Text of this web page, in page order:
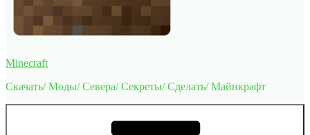
Minecraft
Скачать/ Моды/ Севера/ Секреты/ Сделать/ Майнкрафт